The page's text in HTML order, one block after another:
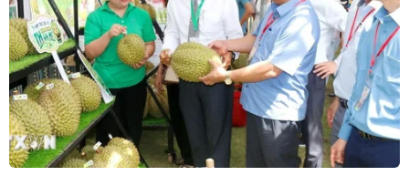
cẩu vướng vào đường điện trung thế, gây ra vụ chập
điện.